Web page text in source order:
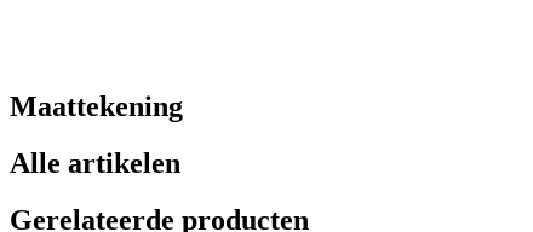
Maattekening
Alle artikelen
Gerelateerde producten